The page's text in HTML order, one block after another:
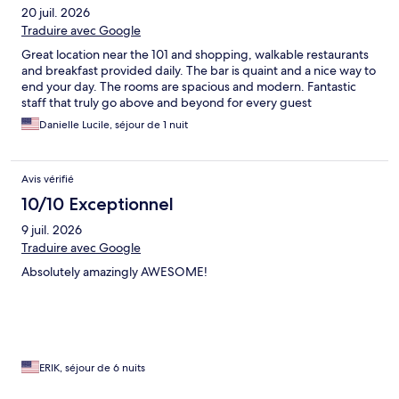
20 juil. 2026
Traduire avec Google
Great location near the 101 and shopping, walkable restaurants
and breakfast provided daily. The bar is quaint and a nice way to
end your day. The rooms are spacious and modern. Fantastic
staff that truly go above and beyond for every guest
Danielle Lucile, séjour de 1 nuit
Avis vérifié
10/10 Exceptionnel
9 juil. 2026
Traduire avec Google
Absolutely amazingly AWESOME!
ERIK, séjour de 6 nuits